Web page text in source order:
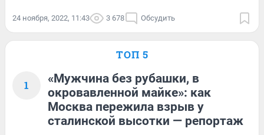
24 ноября, 2022, 11:43 3 678 Обсудить
ТОП 5
1
«Мужчина без рубашки, в
окровавленной майке»: как
Москва пережила взрыв у
сталинской высотки — репортаж